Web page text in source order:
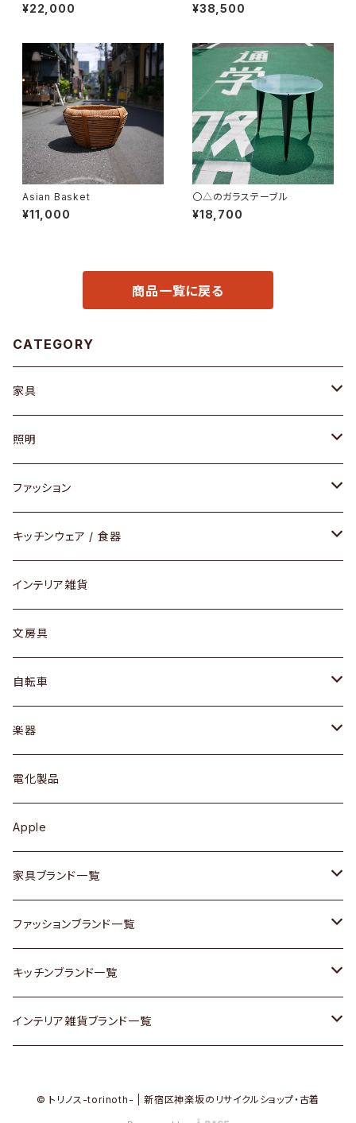
¥22,000 ¥38,500
Asian Basket
¥11,000
〇△のガラステーブル
¥18,700
商品一覧に戻る
CATEGORY
家具
ソファ / ベンチ
チェア / スツール
ダイニングセット / ダイニングテーブル
ローテーブル / サイドテーブル
デスク / コンソール
ドレッサー
シェルフ
キュリオケース / 飾り棚
カップボード / 食器棚
チェスト
その他家具
Vintageヴィンテージ / Antiqueアンティーク
Designers / デザイナーズ
照明
ペンダントライト
テーブルランプ / デスクスタンド
フロアライト
ファッション
アクセサリー
リング
ピアス / イヤリング
財布
バッグ
アウター
トップス
ワンピース
ボトムス
靴
スカーフ
腕時計
Vintage / ヴィンテージ
キッチンウェア / 食器
グラス / タンブラー
カップ / マグ
プレート / ボウル
カトラリー
ケトル / ティーポット
鍋 / フライパン
Vintage / ヴィンテージ
銀製品
和物 / 作家物
その他キッチン雑貨
インテリア雑貨
文房具
自転車
dahon
楽器
ギター
ベース
その他楽器
電化製品
Apple
家具ブランド一覧
ACME Furniture / アクメ ファニチャー
ACTUS / アクタス
arflex / アルフレックス
ファッションブランド一覧
agnes b / アニエス ベー
BALLY / バリー
キッチンブランド一覧
ARABIA / アラビア
インテリア雑貨ブランド一覧
© トリノス-torinoth- | 新宿区神楽坂のリサイクルショップ・古着